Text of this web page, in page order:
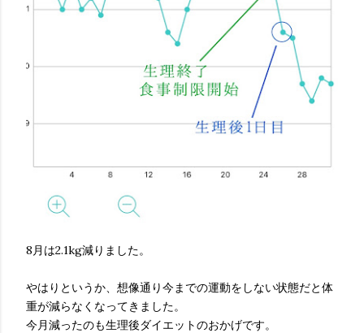
8月は2.1kg減りました。
やはりというか、想像通り今までの運動をしない状態だと体
重が減らなくなってきました。
今月減ったのも生理後ダイエットのおかげです。